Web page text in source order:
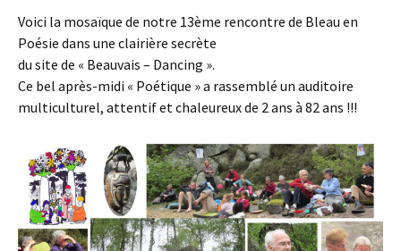
Voici la mosaïque de notre 13ème rencontre de Bleau en
Poésie dans une clairière secrète
du site de « Beauvais – Dancing ».
Ce bel après-midi « Poétique » a rassemblé un auditoire
multiculturel, attentif et chaleureux de 2 ans à 82 ans !!!